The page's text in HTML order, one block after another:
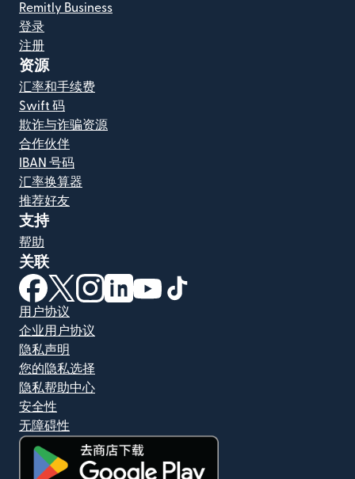
Remitly Business
登录
注册
资源
汇率和手续费
Swift 码
欺诈与诈骗资源
合作伙伴
IBAN 号码
汇率换算器
推荐好友
支持
帮助
关联
（在新窗口中打开）
（在新窗口中打开）
（在新窗口中打开）
（在新窗口中打开）
（在新窗口中打开）
用户协议
企业用户协议
隐私声明
您的隐私选择
隐私帮助中心
安全性
无障碍性